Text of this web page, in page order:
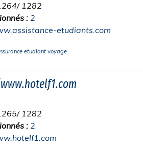
1282
: 2
etudiants.com
etudiant voyage
1282
: 2